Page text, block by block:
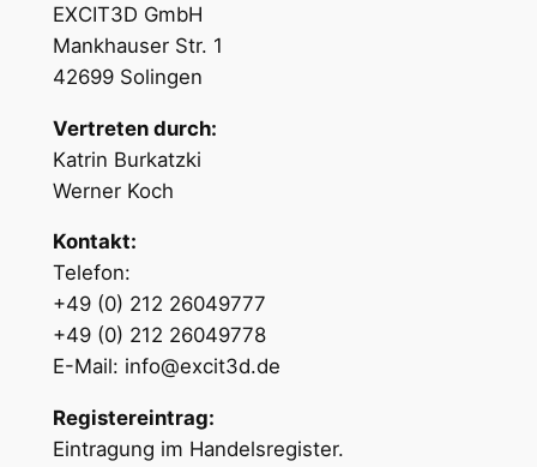
EXCIT3D GmbH
Mankhauser Str. 1
42699 Solingen
Vertreten durch:
Katrin Burkatzki
Werner Koch
Kontakt:
Telefon:
+49 (0) 212 26049777
+49 (0) 212 26049778
E-Mail: info@excit3d.de
Registereintrag:
Eintragung im Handelsregister.